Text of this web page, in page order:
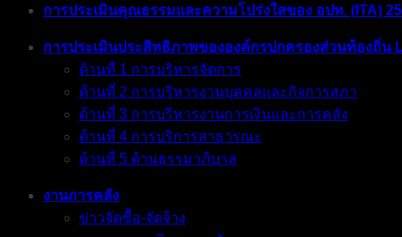
การประเมินคุณธรรมและความโปร่งใสของ อปท. (ITA)
การประเมินประสิทธิภาพขององค์กรปกครองส่วนท้องถิ่น
ด้านที่ 1 การบริหารจัดการ
ด้านที่ 2 การบริหารงานบุคคลและกิจการสภา
ด้านที่ 3 การบริหารงานการเงินและการคลัง
ด้านที่ 4 การบริการสาธารณะ
ด้านที่ 5 ด้านธรรมาภิบาล
งานการคลัง
ข่าวจัดซื้อ-จัดจ้าง